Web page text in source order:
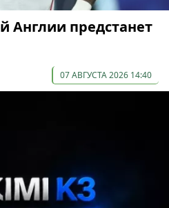
Англии предстанет
07 АВГУСТА 2026 14:40